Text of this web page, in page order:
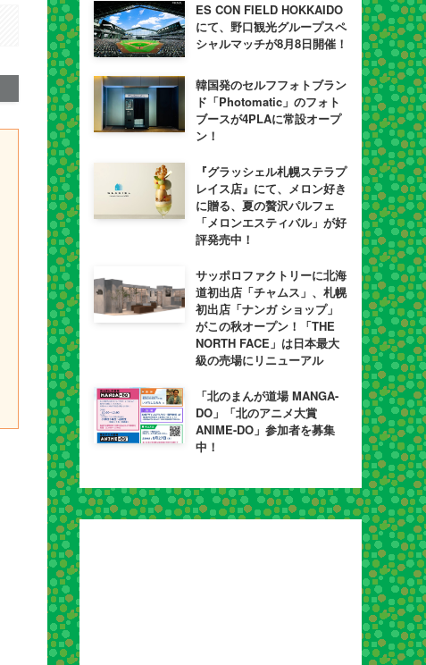
ES CON FIELD HOKKAIDO
にて、野口観光グループスペ
シャルマッチが8月8日開催！
韓国発のセルフフォトブラン
ド「Photomatic」のフォト
ブースが4PLAに常設オープ
ン！
『グラッシェル札幌ステラプ
レイス店』にて、メロン好き
に贈る、夏の贅沢パルフェ
「メロンエスティバル」が好
評発売中！
サッポロファクトリーに北海
道初出店「チャムス」、札幌
初出店「ナンガ ショップ」
がこの秋オープン！「THE
NORTH FACE」は日本最大
級の売場にリニューアル
「北のまんが道場 MANGA-
DO」「北のアニメ大賞
ANIME-DO」参加者を募集
中！